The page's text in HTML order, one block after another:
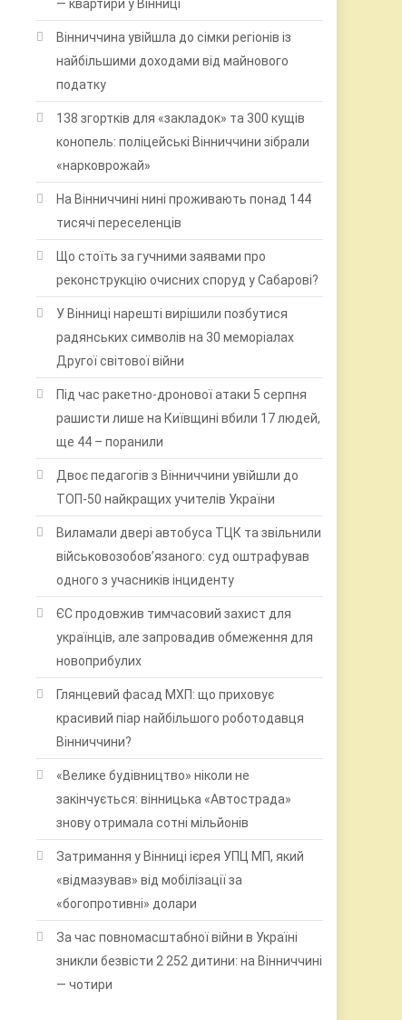
— квартири у Вінниці
Вінниччина увійшла до сімки регіонів із
найбільшими доходами від майнового
податку
138 згортків для «закладок» та 300 кущів
конопель: поліцейські Вінниччини зібрали
«нарковрожай»
На Вінниччині нині проживають понад 144
тисячі переселенців
Що стоїть за гучними заявами про
реконструкцію очисних споруд у Сабарові?
У Вінниці нарешті вирішили позбутися
радянських символів на 30 меморіалах
Другої світової війни
Під час ракетно-дронової атаки 5 серпня
рашисти лише на Київщині вбили 17 людей,
ще 44 – поранили
Двоє педагогів з Вінниччини увійшли до
ТОП-50 найкращих учителів України
Виламали двері автобуса ТЦК та звільнили
військовозобов’язаного: суд оштрафував
одного з учасників інциденту
ЄС продовжив тимчасовий захист для
українців, але запровадив обмеження для
новоприбулих
Глянцевий фасад МХП: що приховує
красивий піар найбільшого роботодавця
Вінниччини?
«Велике будівництво» ніколи не
закінчується: вінницька «Автострада»
знову отримала сотні мільйонів
Затримання у Вінниці ієрея УПЦ МП, який
«відмазував» від мобілізації за
«богопротивні» долари
За час повномасштабної війни в Україні
зникли безвісти 2 252 дитини: на Вінниччині
— чотири